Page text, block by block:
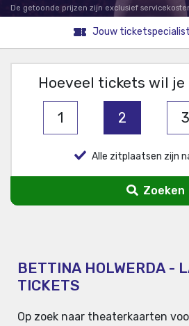
De getoonde prijzen zijn exclusief
Jouw
Hoeveel tickets wil
1 2 3
Alle zitplaatsen zijn
Zoeken
BETTINA HOLWERDA -
TICKETS
Op zoek naar theaterkaarten